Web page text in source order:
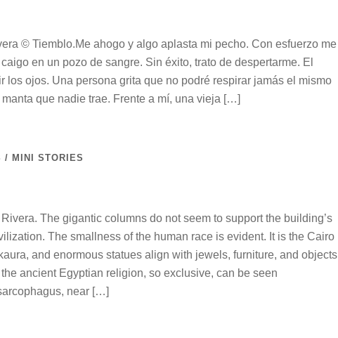
© Tiemblo.Me ahogo y algo aplasta mi pecho. Con esfuerzo me
en un pozo de sangre. Sin éxito, trato de despertarme. El
los ojos. Una persona grita que no podré respirar jamás el mismo
que nadie trae. Frente a mí, una vieja […]
/ MINI STORIES
The gigantic columns do not seem to support the building’s
The smallness of the human race is evident. It is the Cairo
and enormous statues align with jewels, furniture, and objects
ancient Egyptian religion, so exclusive, can be seen
near […]